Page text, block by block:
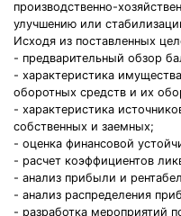
производственно-
улучшению или
Исходя из поставленных
- предварительный обзор
- характеристика
оборотных средств и их
- характеристика
собственных и заемных;
- оценка финансовой
- расчет коэффициентов
- анализ прибыли и
- анализ распределения
- разработка мероприятий